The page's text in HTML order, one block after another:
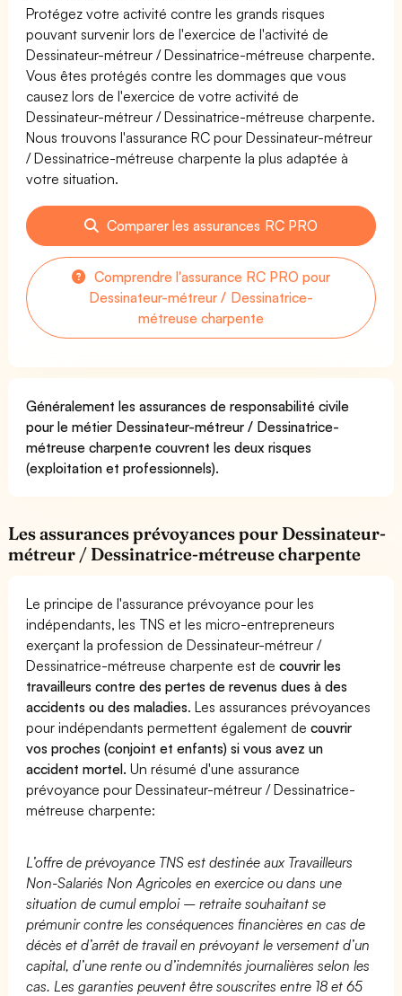
Protégez votre activité contre les grands risques
pouvant survenir lors de l'exercice de l'activité de
Dessinateur-métreur / Dessinatrice-métreuse charpente.
Vous êtes protégés contre les dommages que vous
causez lors de l'exercice de votre activité de
Dessinateur-métreur / Dessinatrice-métreuse charpente.
Nous trouvons l'assurance RC pour Dessinateur-métreur
/ Dessinatrice-métreuse charpente la plus adaptée à
votre situation.
Comparer les assurances RC PRO
Comprendre l'assurance RC PRO pour
Dessinateur-métreur / Dessinatrice-
métreuse charpente
Généralement les assurances de responsabilité civile
pour le métier Dessinateur-métreur / Dessinatrice-
métreuse charpente couvrent les deux risques
(exploitation et professionnels).
Les assurances prévoyances pour Dessinateur-
métreur / Dessinatrice-métreuse charpente
Le principe de l'assurance prévoyance pour les
indépendants, les TNS et les micro-entrepreneurs
exerçant la profession de Dessinateur-métreur /
Dessinatrice-métreuse charpente est decouvrir les
travailleurs contre des pertes de revenus dues à des
accidents ou des maladies. Les assurances prévoyances
pour indépendants permettent également decouvrir
vos proches (conjoint et enfants) si vous avez un
accident mortel. Un résumé d'une assurance
prévoyance pour Dessinateur-métreur / Dessinatrice-
métreuse charpente:
L’offre de prévoyance TNS est destinée aux Travailleurs
Non-Salariés Non Agricoles en exercice ou dans une
situation de cumul emploi – retraite souhaitant se
prémunir contre les conséquences financières en cas de
décès et d’arrêt de travail en prévoyant le versement d’un
capital, d’une rente ou d’indemnités journalières selon les
cas. Les garanties peuvent être souscrites entre 18 et 65